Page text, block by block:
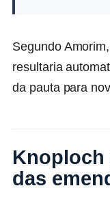
Segundo
resultaria
da pauta para
Knoploch
das